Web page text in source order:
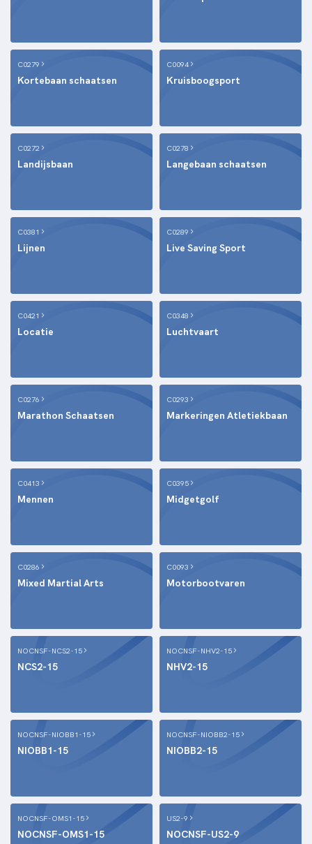
C0279
Kortebaan schaatsen
C0094
Kruisboogsport
C0272
Landijsbaan
C0278
Langebaan schaatsen
C0381
Lijnen
C0289
Live Saving Sport
C0421
Locatie
C0348
Luchtvaart
C0276
Marathon Schaatsen
C0293
Markeringen Atletiekbaan
C0413
Mennen
C0395
Midgetgolf
C0286
Mixed Martial Arts
C0093
Motorbootvaren
NOCNSF-NCS2-15
NCS2-15
NOCNSF-NHV2-15
NHV2-15
NOCNSF-NIOBB1-15
NIOBB1-15
NOCNSF-NIOBB2-15
NIOBB2-15
NOCNSF-OMS1-15
NOCNSF-OMS1-15
US2-9
NOCNSF-US2-9